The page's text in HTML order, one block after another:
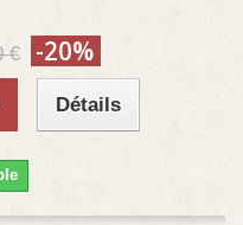
€ -20%
Détails